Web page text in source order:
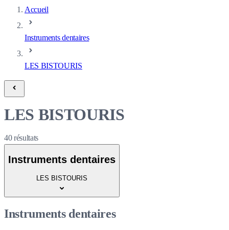
Accueil
Instruments dentaires
LES BISTOURIS
LES BISTOURIS
40résultats
Instruments dentaires
LES BISTOURIS
Instruments dentaires